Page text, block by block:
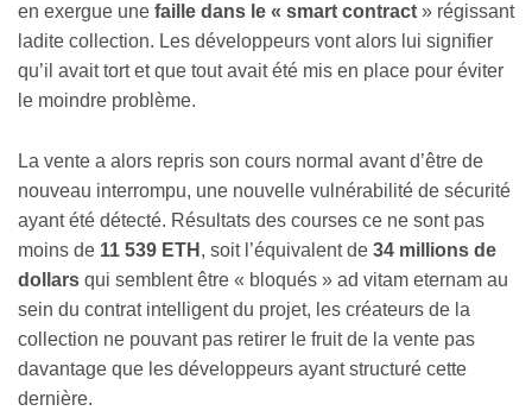
en exergue une faille dans le « smart contract » régissant
ladite collection. Les développeurs vont alors lui signifier
qu’il avait tort et que tout avait été mis en place pour éviter
le moindre problème.
La vente a alors repris son cours normal avant d’être de
nouveau interrompu, une nouvelle vulnérabilité de sécurité
ayant été détecté. Résultats des courses ce ne sont pas
moins de 11 539 ETH , soit l’équivalent de 34 millions de
dollars qui semblent être « bloqués » ad vitam eternam au
sein du contrat intelligent du projet, les créateurs de la
collection ne pouvant pas retirer le fruit de la vente pas
davantage que les développeurs ayant structuré cette
dernière.